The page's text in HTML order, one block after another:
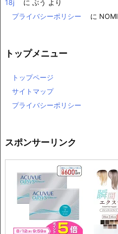
18j
に ぶう より
プライバシーポリシー
に NOMI
トップメニュー
トップページ
サイトマップ
プライバシーポリシー
スポンサーリンク